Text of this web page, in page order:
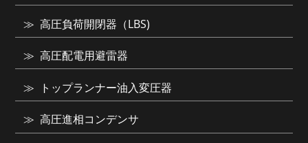
高圧負荷開閉器（LBS)
高圧配電用避雷器
トップランナー油入変圧器
高圧進相コンデンサ